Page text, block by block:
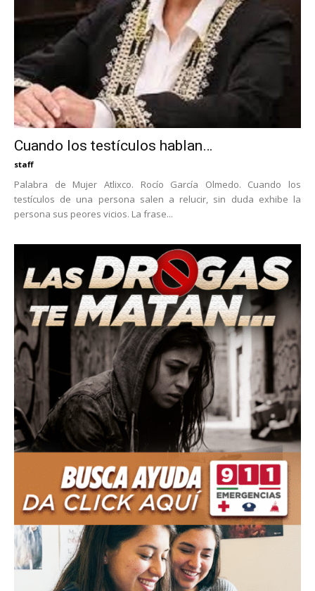
Cuando los testículos hablan…
staff
Palabra de Mujer Atlixco. Rocío García Olmedo. Cuando los
testículos de una persona salen a relucir, sin duda exhibe la
persona sus peores vicios. La frase...